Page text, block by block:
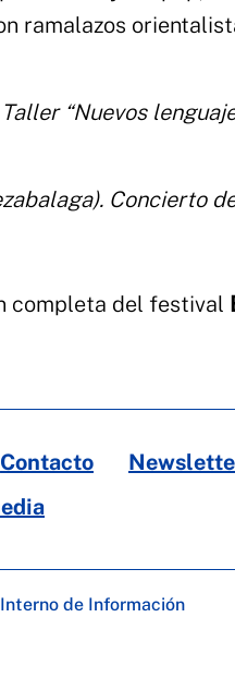
ramalazos
“Nuevos
Concierto
completa del festival
Contacto
de Información